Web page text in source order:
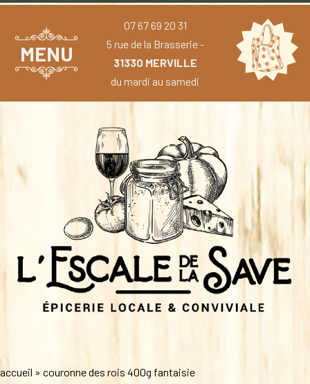
MENU
07 67 69 20 31
5 rue de la Brasserie -
31330 MERVILLE
du mardi au samedi
accueil » couronne des rois 400g fantaisie